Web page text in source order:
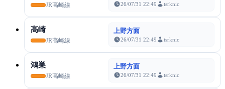
JR高崎線 26/07/31 22:49 tsrknic
高崎
JR高崎線
上野方面
26/07/31 22:49 tsrknic
鴻巣
JR高崎線
上野方面
26/07/31 22:49 tsrknic